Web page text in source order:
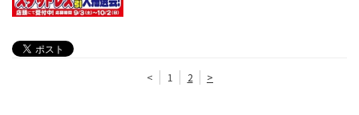
< 1 2 >